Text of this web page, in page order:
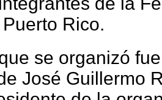
Rico.
se organizó
José Guillermo